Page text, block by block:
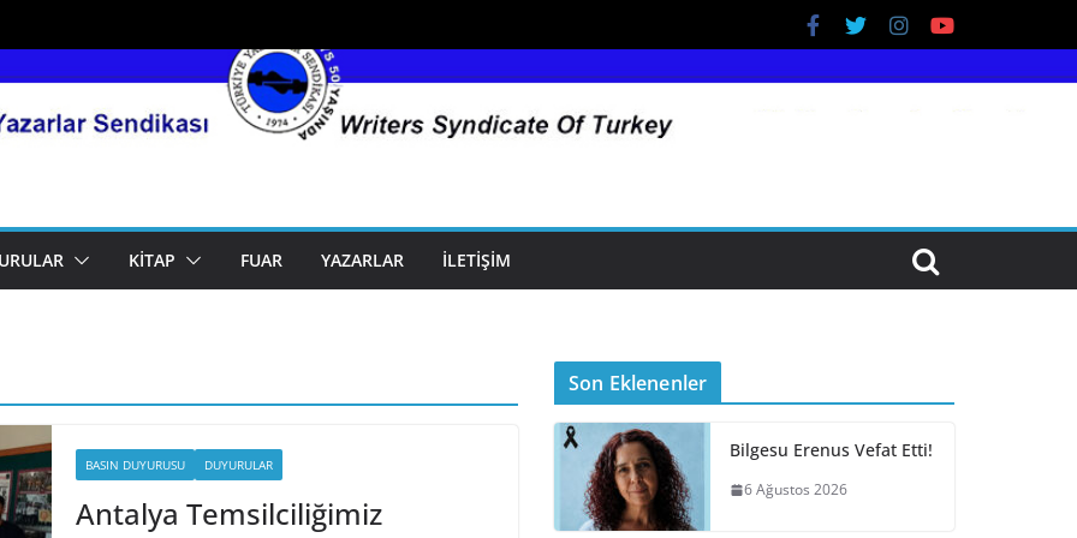
KITAP FUAR YAZARLAR İLETIŞIM
BASIN DUYURUSU DUYURULAR
Antalya Temsilciliğimiz
Son Eklenenler
Bilgesu Erenus Vefat Etti!
6 Ağustos 2026